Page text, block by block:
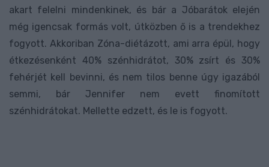
akart felelni mindenkinek, és bár a Jóbarátok elején
még igencsak formás volt, útközben ő is a trendekhez
fogyott. Akkoriban Zóna-diétázott, ami arra épül, hogy
étkezésenként 40% szénhidrátot, 30% zsírt és 30%
fehérjét kell bevinni, és nem tilos benne úgy igazából
semmi, bár Jennifer nem evett finomított
szénhidrátokat. Mellette edzett, és le is fogyott.